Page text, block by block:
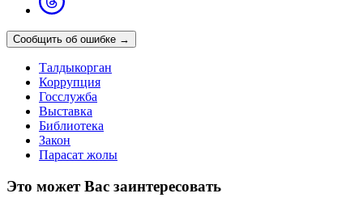
Сообщить об ошибке →
Талдыкорган
Коррупция
Госслужба
Выставка
Библиотека
Закон
Парасат жолы
Это может Вас заинтересовать